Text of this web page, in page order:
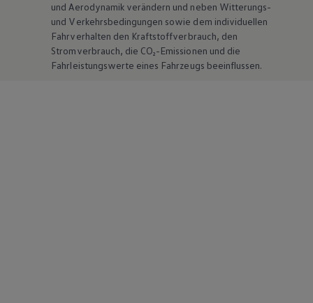
und Aerodynamik verändern und neben Witterungs-
und Verkehrsbedingungen sowie dem individuellen
Fahrverhalten den Kraftstoffverbrauch, den
Stromverbrauch, die CO₂-Emissionen und die
Fahrleistungswerte eines Fahrzeugs beeinflussen.